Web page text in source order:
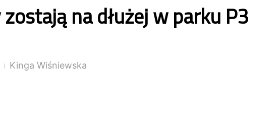
na dłużej w parku P3
Kinga Wiśniewska